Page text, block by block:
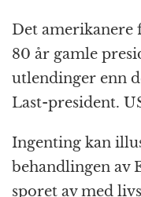
Det amerikanere
80 år gamle
utlendinger enn
Last-president.
Ingenting kan
behandlingen av
sporet av med